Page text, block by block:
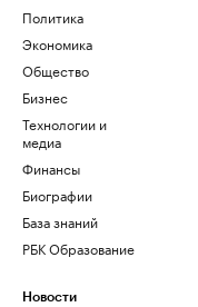
Политика
Экономика
Общество
Бизнес
Технологии и
медиа
Финансы
Биографии
База знаний
РБК Образование
Новости